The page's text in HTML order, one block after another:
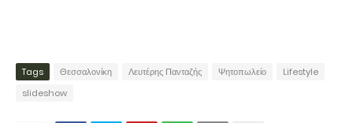
Tags Θεσσαλονίκη Λευτέρης Πανταζής Ψητοπωλείο
Lifestyle
slideshow